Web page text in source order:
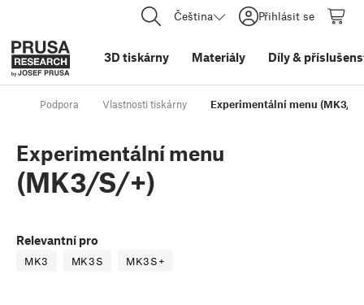
Čeština Přihlásit se
3D tiskárny Materiály Díly&
Podpora Vlastnosti tiskárny Experimentální menu (MK3/S/
Experimentální menu
(MK3/S/+)
Relevantní pro
MK3 MK3S MK3S+